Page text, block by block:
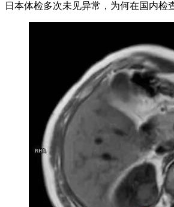
日本体检多次未见异常，为何在国内检